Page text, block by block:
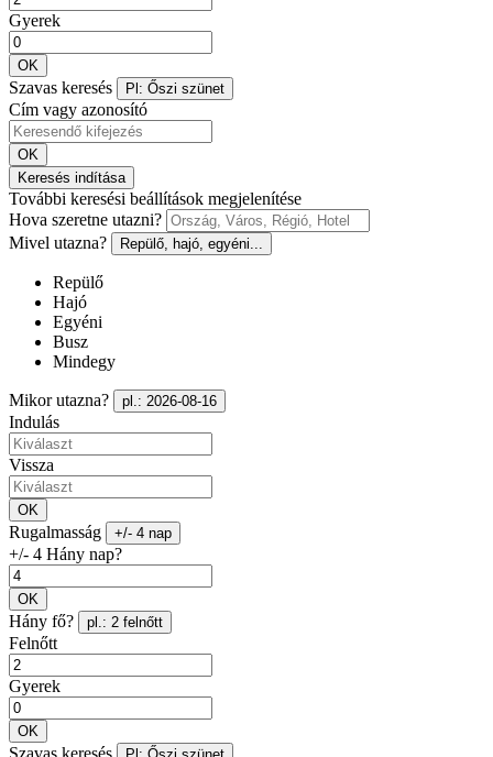
Gyerek
OK
Szavas keresés Pl: Őszi szünet
Cím vagy azonosító
OK
Keresés indítása
További keresési beállítások megjelenítése
Hova szeretne utazni?
Mivel utazna?
Repülő, hajó, egyéni...
Repülő
Hajó
Egyéni
Busz
Mindegy
Mikor utazna? pl.: 2026-08-16
Indulás
Vissza
OK
Rugalmasság +/- 4 nap
+/- 4 Hány nap?
OK
Hány fő? pl.: 2 felnőtt
Felnőtt
Gyerek
OK
Szavas keresés